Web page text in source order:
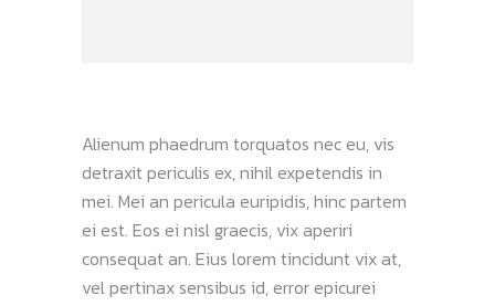
Alienum phaedrum torquatos nec eu, vis
detraxit periculis ex, nihil expetendis in
mei. Mei an pericula euripidis, hinc partem
ei est. Eos ei nisl graecis, vix aperiri
consequat an. Eius lorem tincidunt vix at,
vel pertinax sensibus id, error epicurei